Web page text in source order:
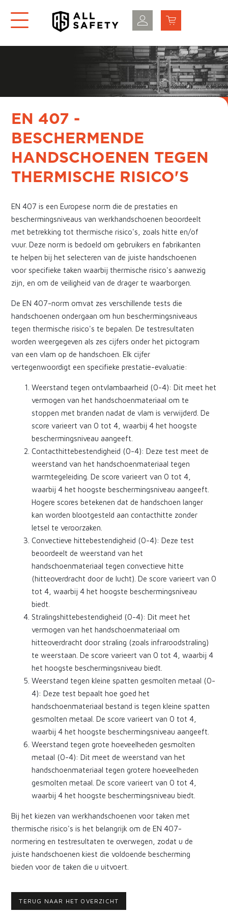
EN 407 -
BESCHERMENDE
HANDSCHOENEN TEGEN
THERMISCHE RISICO'S
EN 407 is een Europese norm die de prestaties en
beschermingsniveaus van werkhandschoenen beoordeelt
met betrekking tot thermische risico's, zoals hitte en/of
vuur. Deze norm is bedoeld om gebruikers en fabrikanten
te helpen bij het selecteren van de juiste handschoenen
voor specifieke taken waarbij thermische risico's aanwezig
zijn, en om de veiligheid van de drager te waarborgen.
De EN 407-norm omvat zes verschillende tests die
handschoenen ondergaan om hun beschermingsniveaus
tegen thermische risico's te bepalen. De testresultaten
worden weergegeven als zes cijfers onder het pictogram
van een vlam op de handschoen. Elk cijfer
vertegenwoordigt een specifieke prestatie-evaluatie:
Weerstand tegen ontvlambaarheid (0-4): Dit meet het
vermogen van het handschoenmateriaal om te
stoppen met branden nadat de vlam is verwijderd. De
score varieert van 0 tot 4, waarbij 4 het hoogste
beschermingsniveau aangeeft.
Contacthittebestendigheid (0-4): Deze test meet de
weerstand van het handschoenmateriaal tegen
warmtegeleiding. De score varieert van 0 tot 4,
waarbij 4 het hoogste beschermingsniveau aangeeft.
Hogere scores betekenen dat de handschoen langer
kan worden blootgesteld aan contacthitte zonder
letsel te veroorzaken.
Convectieve hittebestendigheid (0-4): Deze test
beoordeelt de weerstand van het
handschoenmateriaal tegen convectieve hitte
(hitteoverdracht door de lucht). De score varieert van 0
tot 4, waarbij 4 het hoogste beschermingsniveau
biedt.
Stralingshittebestendigheid (0-4): Dit meet het
vermogen van het handschoenmateriaal om
hitteoverdracht door straling (zoals infraroodstraling)
te weerstaan. De score varieert van 0 tot 4, waarbij 4
het hoogste beschermingsniveau biedt.
Weerstand tegen kleine spatten gesmolten metaal (0-
4): Deze test bepaalt hoe goed het
handschoenmateriaal bestand is tegen kleine spatten
gesmolten metaal. De score varieert van 0 tot 4,
waarbij 4 het hoogste beschermingsniveau aangeeft.
Weerstand tegen grote hoeveelheden gesmolten
metaal (0-4): Dit meet de weerstand van het
handschoenmateriaal tegen grotere hoeveelheden
gesmolten metaal. De score varieert van 0 tot 4,
waarbij 4 het hoogste beschermingsniveau biedt.
Bij het kiezen van werkhandschoenen voor taken met
thermische risico's is het belangrijk om de EN 407-
normering en testresultaten te overwegen, zodat u de
juiste handschoenen kiest die voldoende bescherming
bieden voor de taken die u uitvoert.
TERUG NAAR HET OVERZICHT